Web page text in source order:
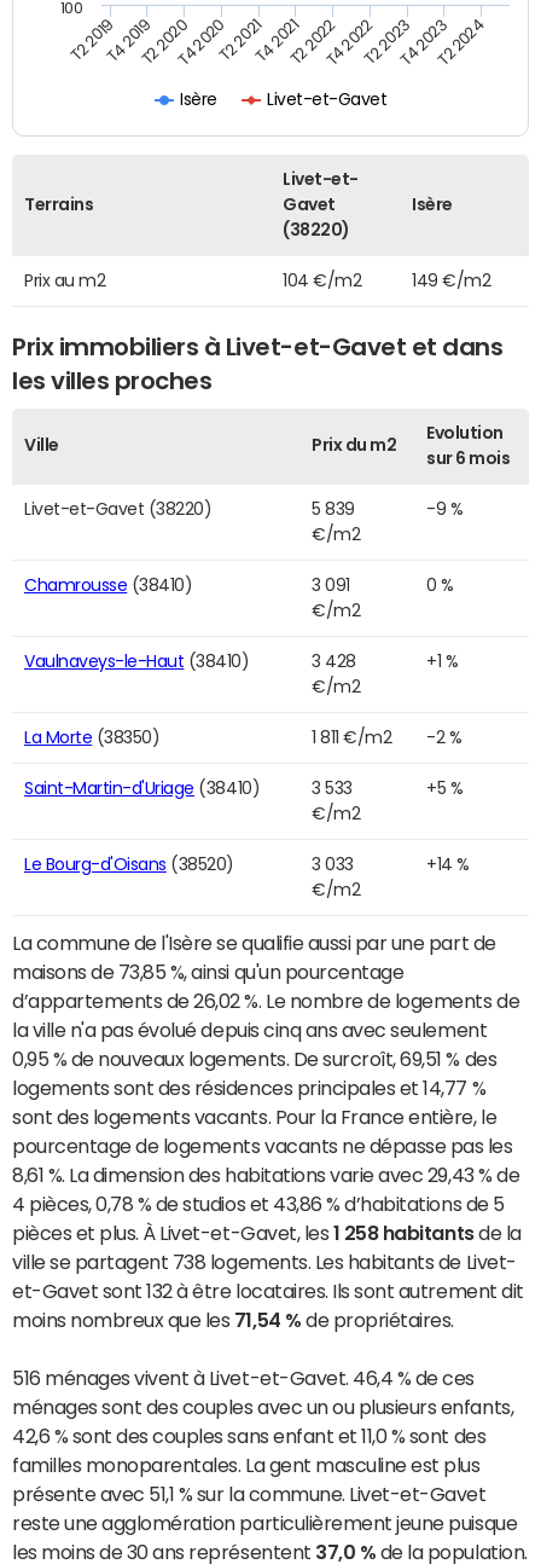
Isère Livet-et-Gavet
T2 2019T4 2019T2 2020T4 2020T2 2021T4 2021T2 2022T4 2022T2 2023T4 2023T2 2024
100
Terrains
Livet-et-
Gavet
(38220)
Isère
Prix au m2 104 €/m2 149 €/m2
Prix immobiliers à Livet-et-Gavet et dans
les villes proches
Ville Prix du m2
Evolution
sur 6 mois
Livet-et-Gavet (38220)
5 839
€/m2
-9 %
Chamrousse (38410)
3 091
€/m2
0 %
Vaulnaveys-le-Haut (38410)
3 428
€/m2
+1 %
La Morte (38350) 1 811 €/m2 -2 %
Saint-Martin-d'Uriage (38410)
3 533
€/m2
+5 %
Le Bourg-d'Oisans (38520)
3 033
€/m2
+14 %
La commune de l'Isère se qualifie aussi par une part de
maisons de 73,85 %, ainsi qu'un pourcentage
d’appartements de 26,02 %. Le nombre de logements de
la ville n'a pas évolué depuis cinq ans avec seulement
0,95 % de nouveaux logements. De surcroît, 69,51 % des
logements sont des résidences principales et 14,77 %
sont des logements vacants. Pour la France entière, le
pourcentage de logements vacants ne dépasse pas les
8,61 %. La dimension des habitations varie avec 29,43 % de
4 pièces, 0,78 % de studios et 43,86 % d’habitations de 5
pièces et plus. À Livet-et-Gavet, les 1 258 habitantsde la
ville se partagent 738 logements. Les habitants de Livet-
et-Gavet sont 132 à être locataires. Ils sont autrement dit
moins nombreux que les 71,54 % de propriétaires.
516 ménages vivent à Livet-et-Gavet. 46,4 % de ces
ménages sont des couples avec un ou plusieurs enfants,
42,6 % sont des couples sans enfant et 11,0 % sont des
familles monoparentales. La gent masculine est plus
présente avec 51,1 % sur la commune. Livet-et-Gavet
reste une agglomération particulièrement jeune puisque
les moins de 30 ans représentent 37,0 % de la population.